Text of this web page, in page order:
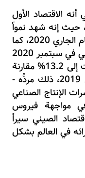
الاقتصاد الأول
حيث إنه شهد نمواً
بلغ 4.6% في الربع الثالث من العام الجاري 2020، كما
تعافت أرقام النشاط التجاري الصيني في سبتمبر 2020
لتنمو الصادرات إلى 9.9% والواردات إلى 13.2% مقارنة
مع نفس الفترة من العام الماضي 2019، ذلك مردُّه -
الإنتاج الصناعي
في مواجهة فيروس
الصيني سيراً
في العالم بشكل